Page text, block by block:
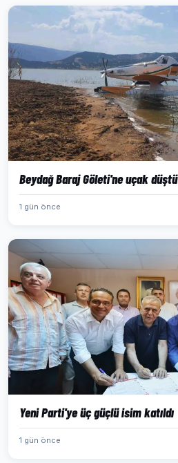
Beydağ Baraj Göleti'ne uçak düştü
1 gün önce
Yeni Parti'ye üç güçlü isim katıldı
1 gün önce